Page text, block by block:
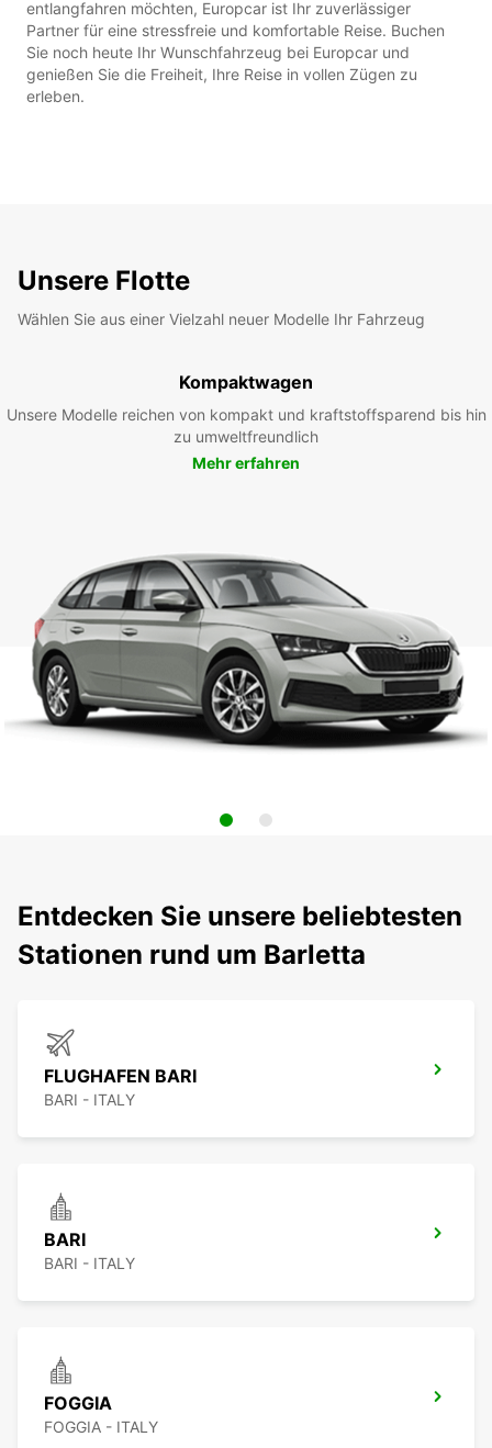
entlangfahren möchten, Europcar ist Ihr zuverlässiger
Partner für eine stressfreie und komfortable Reise. Buchen
Sie noch heute Ihr Wunschfahrzeug bei Europcar und
genießen Sie die Freiheit, Ihre Reise in vollen Zügen zu
erleben.
Unsere Flotte
Wählen Sie aus einer Vielzahl neuer Modelle Ihr Fahrzeug
Kompaktwagen
Unsere Modelle reichen von kompakt und kraftstoffsparend bis hin
zu umweltfreundlich
Mehr erfahren
Entdecken Sie unsere beliebtesten
Stationen rund um Barletta
FLUGHAFEN BARI
BARI - ITALY
BARI
BARI - ITALY
FOGGIA
FOGGIA - ITALY